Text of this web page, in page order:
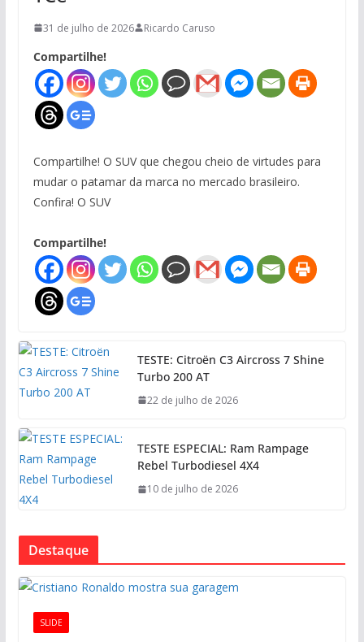
31 de julho de 2026 Ricardo Caruso
Compartilhe!
Compartilhe! O SUV que chegou cheio de virtudes para
mudar o patamar da marca no mercado brasileiro.
Confira! O SUV
Compartilhe!
TESTE: Citroën C3 Aircross 7 Shine
Turbo 200 AT
22 de julho de 2026
TESTE ESPECIAL: Ram Rampage
Rebel Turbodiesel 4X4
10 de julho de 2026
Destaque
SLIDE